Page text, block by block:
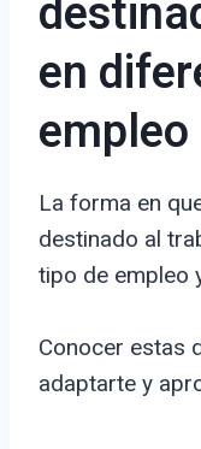
en
empleo
La forma en
destinado al
tipo de empleo
Conocer estas
adaptarte y